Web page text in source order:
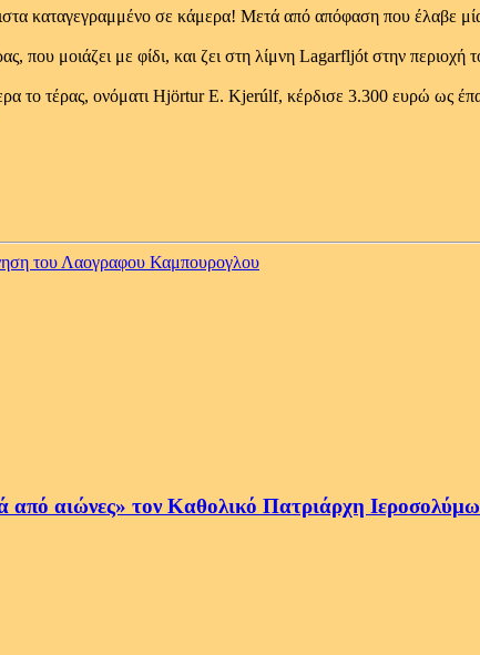
καταγεγραμμένο σε κάμερα! Μετά από απόφαση που έλαβε
που μοιάζει με φίδι, και ζει στη λίμνη Lagarfljót στην
το τέρας, ονόματι Hjörtur E. Kjerúlf, κέρδισε 3.300 ευρώ ως
του Λαογραφου Καμπουρογλου
αιώνες» τον Καθολικό Πατριάρχη